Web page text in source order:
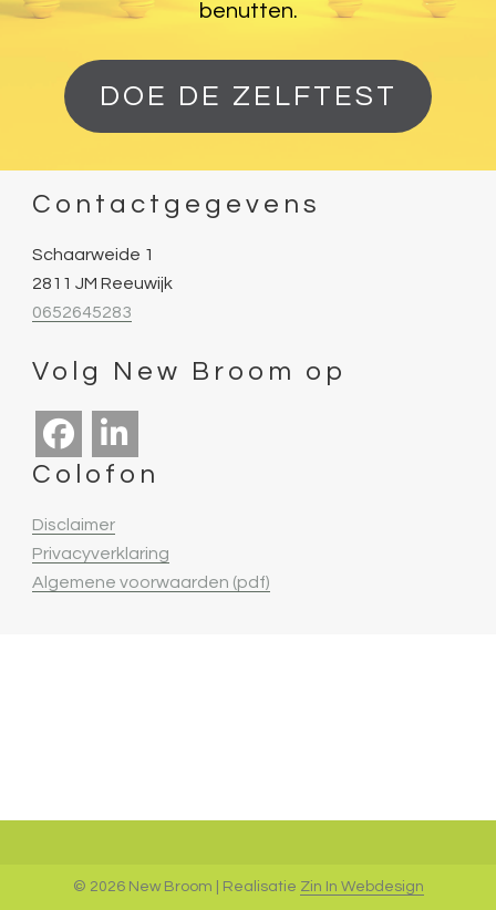
benutten.
DOE DE ZELFTEST
Contactgegevens
Schaarweide 1
2811 JM Reeuwijk
0652645283
Volg New Broom op
Colofon
Disclaimer
Privacyverklaring
Algemene voorwaarden (pdf)
© 2026 New Broom | Realisatie Zin In Webdesign